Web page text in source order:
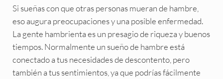
Si sueñas con que otras personas mueran de hambre,
eso augura preocupaciones y una posible enfermedad.
La gente hambrienta es un presagio de riqueza y buenos
tiempos. Normalmente un sueño de hambre está
conectado a tus necesidades de descontento, pero
también a tus sentimientos, ya que podrías fácilmente